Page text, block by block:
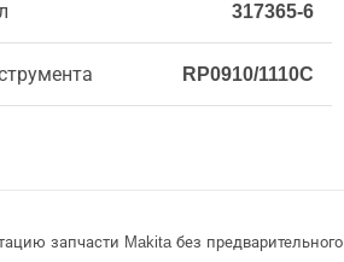
317365-6
RP0910/1110C
запчасти Makita без предварительного